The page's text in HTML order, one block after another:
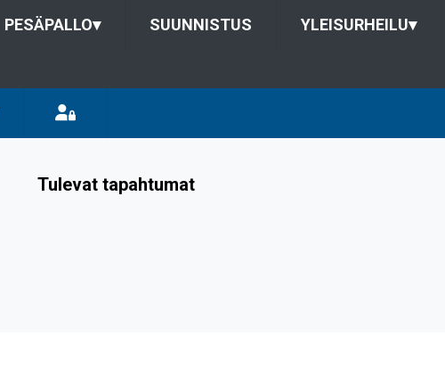
PESÄPALLO▾ SUUNNISTUS YLEISURHEILU▾
Tulevat tapahtumat